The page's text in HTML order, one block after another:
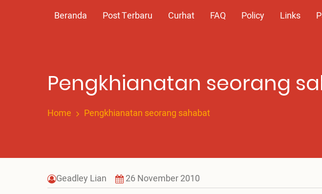
Main
Beranda Post Terbaru Curhat FAQ Policy Links
Pengkhianatan seorang
Home Pengkhianatan seorang sahabat
Geadley Lian
26 November 2010